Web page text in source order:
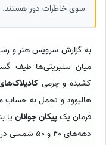
سوی خاطرات دور هستند.
به گزارش سرویس هنر و
میان سلبریتی‌ها طیف
کشیده و چرمی
هالیوود و تجمل به حساب
فرمان یکپیکان جوانان یا
دهه‌های 40 و 50 شمسی در ایران هستند.